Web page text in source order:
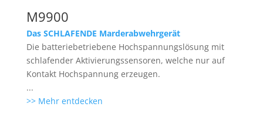
M9900
Das SCHLAFENDE Marderabwehrgerät
Die batteriebetriebene Hochspannungslösung mit
schlafender Aktivierungssensoren, welche nur auf
Kontakt Hochspannung erzeugen.
...
>> Mehr entdecken